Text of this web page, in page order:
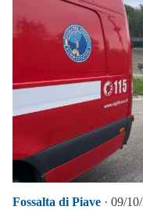
Fossalta di Piave · 09/